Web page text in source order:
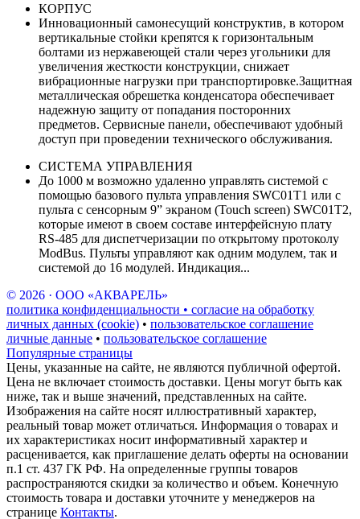
КОРПУС
Инновационный самонесущий конструктив, в котором
вертикальные стойки крепятся к горизонтальным
болтами из нержавеющей стали через угольники для
увеличения жесткости конструкции, снижает
вибрационные нагрузки при транспортировке.Защитная
металлическая обрешетка конденсатора обеспечивает
надежную защиту от попадания посторонних
предметов. Сервисные панели, обеспечивают удобный
доступ при проведении технического обслуживания.
СИСТЕМА УПРАВЛЕНИЯ
До 1000 м возможно удаленно управлять системой с
помощью базового пульта управления SWC01T1 или с
пульта с сенсорным 9” экраном (Touch screen) SWC01T2,
которые имеют в своем составе интерфейсную плату
RS-485 для диспетчеризации по открытому протоколу
ModBus. Пульты управляют как одним модулем, так и
системой до 16 модулей. Индикация...
© 2026 · ООО «АКВАРЕЛЬ»
политика конфиденциальности • согласие на обработку
личных данных (cookie) • пользовательское соглашение
личные данные • пользовательское соглашение
Популярные страницы
Цены, указанные на сайте, не являются публичной офертой.
Цена не включает стоимость доставки. Цены могут быть как
ниже, так и выше значений, представленных на сайте.
Изображения на сайте носят иллюстративный характер,
реальный товар может отличаться. Информация о товарах и
их характеристиках носит информативный характер и
расценивается, как приглашение делать оферты на основании
п.1 ст. 437 ГК РФ. На определенные группы товаров
распространяются скидки за количество и объем. Конечную
стоимость товара и доставки уточните у менеджеров на
странице Контакты.